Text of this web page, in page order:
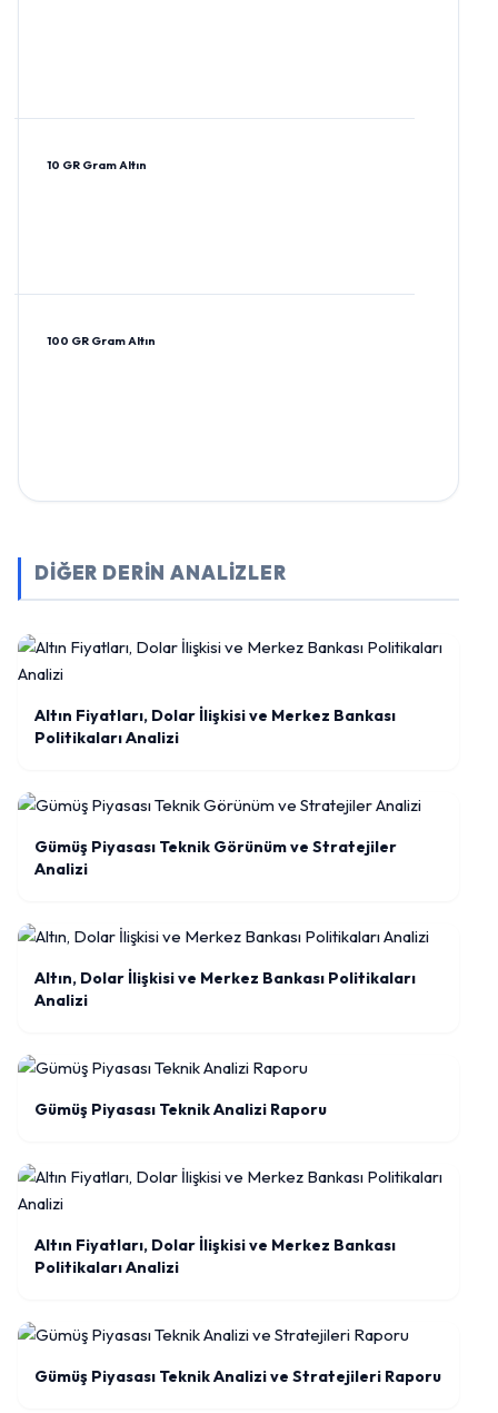
10 GR Gram Altın
100 GR Gram Altın
DİĞER DERİN ANALİZLER
Altın Fiyatları, Dolar İlişkisi ve Merkez Bankası
Politikaları Analizi
Gümüş Piyasası Teknik Görünüm ve Stratejiler
Analizi
Altın, Dolar İlişkisi ve Merkez Bankası Politikaları
Analizi
Gümüş Piyasası Teknik Analizi Raporu
Altın Fiyatları, Dolar İlişkisi ve Merkez Bankası
Politikaları Analizi
Gümüş Piyasası Teknik Analizi ve Stratejileri Raporu